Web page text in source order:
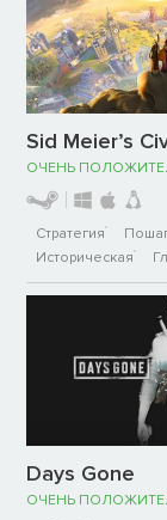
Sid Meier’s
ОЧЕНЬ
Стратегия
Историческая
Days Gone
ОЧЕНЬ